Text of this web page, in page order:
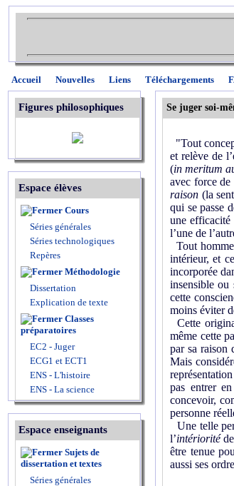
Accueil Nouvelles Liens Téléchargements
Figures philosophiques
Espace élèves
Cours
Séries générales
Séries technologiques
Repères
Méthodologie
Dissertation
Explication de texte
Classes
préparatoires
EC2 - Juger
ECG1 et ECT1
ENS - L'histoire
ENS - La science
Espace enseignants
Sujets de
dissertation et textes
Séries générales
Se juger soi-
"Tout
et relève de
(in meritum
avec force
raison (la
qui se passe
une efficacité
l’une de
Tout
intérieur, et
incorporée
insensible ou
cette
moins éviter
Cette
même cette
par sa raison
Mais
pas entrer
concevoir,
personne
Une telle
l’intérioritéde
être tenue
aussi ses